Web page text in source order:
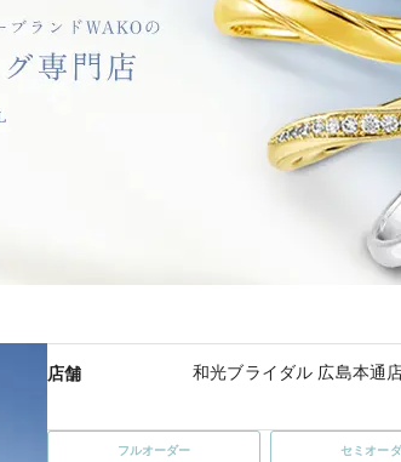
店舗
和光ブライダル 広島本通
フルオーダー セミオー